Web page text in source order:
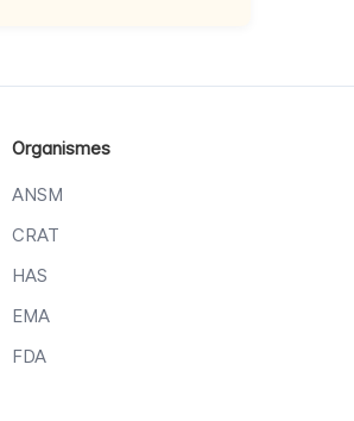
Organismes
ANSM
CRAT
HAS
EMA
FDA